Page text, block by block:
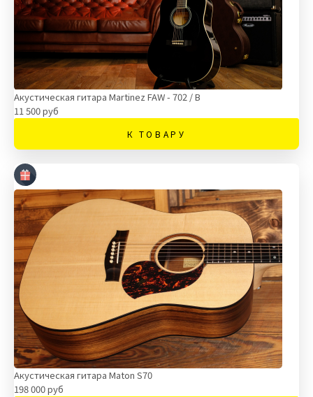
Акустическая гитара Martinez FAW - 702 / B
11 500 руб
К ТОВАРУ
Акустическая гитара Maton S70
198 000 руб